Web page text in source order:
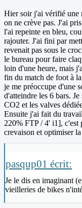
Hier soir j'ai vérifié une
on ne crève pas. J'ai
l'ai repeinte en bleu,
rajouter. J'ai fini par
revenait pas sous le
le bureau pour faire
loin d'une heure, mais
fin du match de foot à
je me préoccupe d'une
d'atteindre les 6 bars.
CO2 et les valves
Ensuite j'ai fait du
220% FTP / 4' i1], c'est
crevaison et optimiser
pasqup01 écrit:
Je le dis en imaginant
vieilleries de bikes